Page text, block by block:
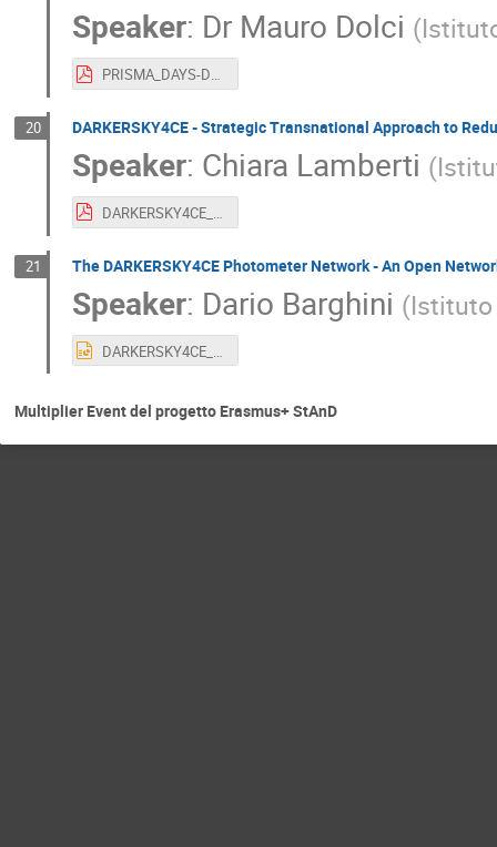
Speaker: Dr Mauro Dolci (
PRISMA_DAYS-Dolci.pdf
20 DARKERSKY4CE - Strategic Transnational Approach to
Speaker: Chiara Lamberti (
DARKERSKY4CE_PRISMA Days 2025_Chiara Lamberti.pdf (2).pdf
21 The DARKERSKY4CE Photometer Network - An Open
Speaker: Dario Barghini (Istituto
DARKERSKY4CE_PhotometerNetwork.pptx
Multiplier Event del progetto Erasmus+ StAnD